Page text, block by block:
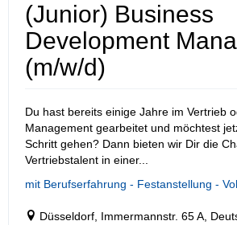
(Junior) Business
Development
(m/w/d)
Du hast bereits einige Jahre im Vertrieb
Management gearbeitet und möchtest
Schritt gehen? Dann bieten wir Dir die
Vertriebstalent in einer...
mit Berufserfahrung - Festanstellung -
Düsseldorf, Immermannstr. 65 A,